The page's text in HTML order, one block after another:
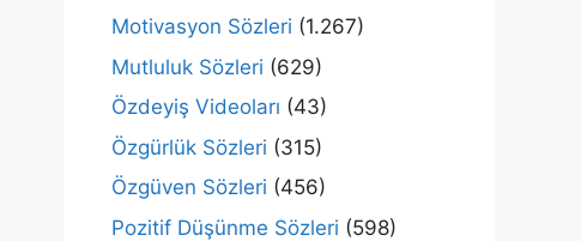
Motivasyon Sözleri (1.267)
Mutluluk Sözleri (629)
Özdeyiş Videoları (43)
Özgürlük Sözleri (315)
Özgüven Sözleri (456)
Pozitif Düşünme Sözleri (598)